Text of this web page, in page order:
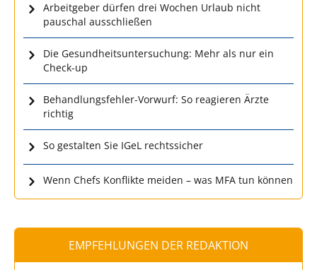
Arbeitgeber dürfen drei Wochen Urlaub nicht
pauschal ausschließen
Die Gesundheitsuntersuchung: Mehr als nur ein
Check-up
Behandlungsfehler-Vorwurf: So reagieren Ärzte
richtig
So gestalten Sie IGeL rechtssicher
Wenn Chefs Konflikte meiden – was MFA tun können
EMPFEHLUNGEN DER REDAKTION